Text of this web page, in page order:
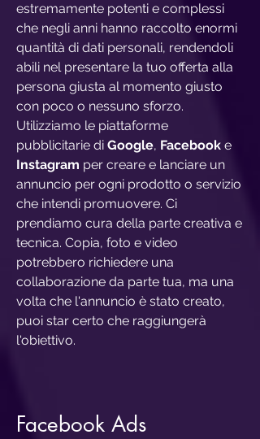
estremamente potenti e complessi
che negli anni hanno raccolto enormi
quantità di dati personali, rendendoli
abili nel presentare la tuo offerta alla
persona giusta al momento giusto
con poco o nessuno sforzo.
Utilizziamo le piattaforme
pubblicitarie di Google, Facebook e
Instagram per creare e lanciare un
annuncio per ogni prodotto o servizio
che intendi promuovere. Ci
prendiamo cura della parte creativa e
tecnica. Copia, foto e video
potrebbero richiedere una
collaborazione da parte tua, ma una
volta che l'annuncio è stato creato,
puoi star certo che raggiungerà
l'obiettivo.
Facebook Ads